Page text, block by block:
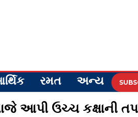
રમત અન્ય
આપી ઉચ્ચ કક્ષાની